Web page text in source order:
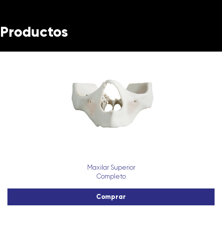
Productos
Maxilar Superior
Completo
Comprar